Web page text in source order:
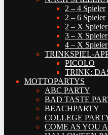
2 – 4 Spieler
2 – 6 Spieler
2 – X Spieler
3 – X Spieler
4 – X Spieler
TRINKSPIEL-
PICOLO
TRINK:
MOTTOPARTYS
ABC PARTY
BAD TASTE
BEACHPARTY
COLLEGE
COME AS YOU